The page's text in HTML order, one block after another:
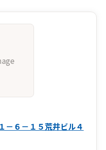
－６－１５荒井ビル４